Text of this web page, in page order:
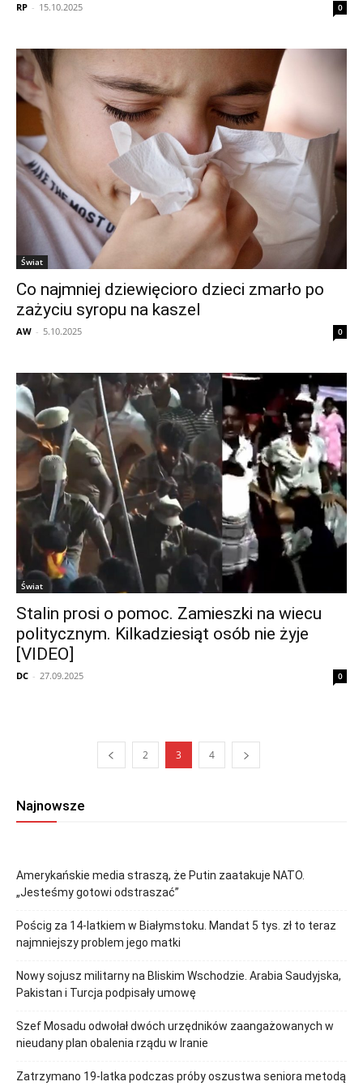
RP - 15.10.2025 0
Świat
Co najmniej dziewięcioro dzieci zmarło po
zażyciu syropu na kaszel
AW - 5.10.2025 0
Świat
Stalin prosi o pomoc. Zamieszki na wiecu
politycznym. Kilkadziesiąt osób nie żyje
[VIDEO]
DC - 27.09.2025 0
2 3 4
Najnowsze
Amerykańskie media straszą, że Putin zaatakuje NATO.
„Jesteśmy gotowi odstraszać”
Pościg za 14-latkiem w Białymstoku. Mandat 5 tys. zł to teraz
najmniejszy problem jego matki
Nowy sojusz militarny na Bliskim Wschodzie. Arabia Saudyjska,
Pakistan i Turcja podpisały umowę
Szef Mosadu odwołał dwóch urzędników zaangażowanych w
nieudany plan obalenia rządu w Iranie
Zatrzymano 19-latka podczas próby oszustwa seniora metodą